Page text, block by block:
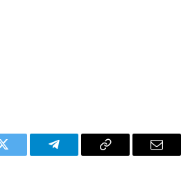
Twitter Telegram Copy
Email